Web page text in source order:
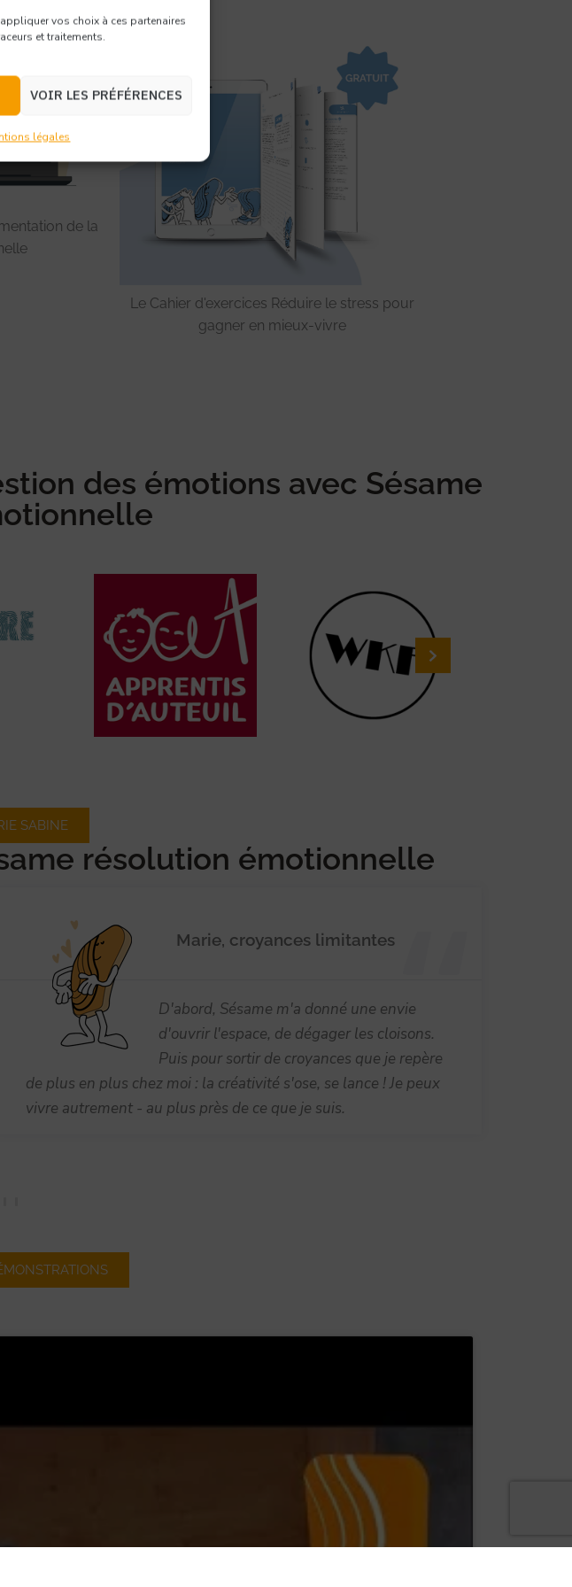
vos choix à ces partenaires
et traitements.
VOIR LES PRÉFÉRENCES
légales
de la
Le Cahier d'exercices Réduire le stress pour
gagner en mieux-vivre
des émotions avec Sésame
SABINE
résolution émotionnelle
Marie, croyances limitantes
D'abord, Sésame m'a donné une envie
d'ouvrir l'espace, de dégager les cloisons.
Puis pour sortir de croyances que je repère
de plus en plus chez moi : la créativité s'ose, se lance ! Je peux
vivre autrement - au plus près de ce que je suis.